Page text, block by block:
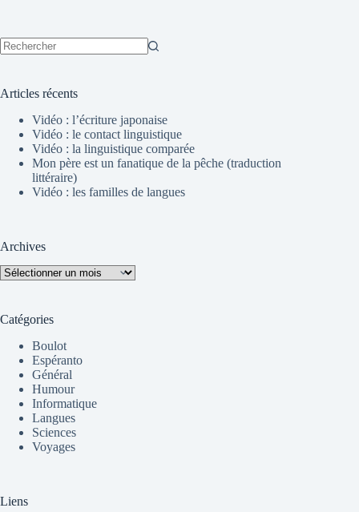
Articles récents
Vidéo : l’écriture japonaise
Vidéo : le contact linguistique
Vidéo : la linguistique comparée
Mon père est un fanatique de la pêche (traduction
littéraire)
Vidéo : les familles de langues
Archives
Archives
Catégories
Boulot
Espéranto
Général
Humour
Informatique
Langues
Sciences
Voyages
Liens